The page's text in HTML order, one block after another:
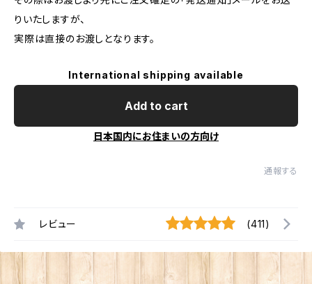
りいたしますが、
実際は直接のお渡しとなります。
International shipping available
Add to cart
日本国内にお住まいの方向け
通報する
レビュー (411)